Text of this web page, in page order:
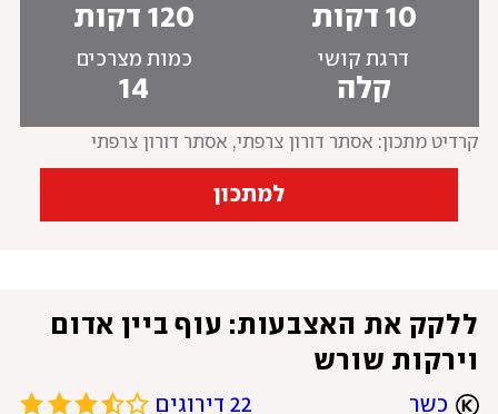
10 דקות 120 דקות
דרגת קושי
קלה
כמות מצרכים
14
קרדיט מתכון: אסתר דורון צרפתי, אסתר דורון צרפתי
למתכון
וירקות שורש
כשר 22 דירוגים